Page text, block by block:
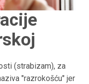
(strabizam), za
"razrokošću" jer